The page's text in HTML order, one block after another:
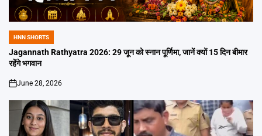
POSTED
IN
HNN SHORTS
Jagannath Rathyatra 2026: 29 जून को स्नान पूर्णिमा, जानें क्यों 15 दिन बीमार
रहेंगे भगवान
on
June 28, 2026